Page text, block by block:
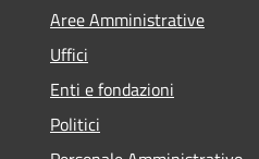
Aree Amministrative
Uffici
Enti e fondazioni
Politici